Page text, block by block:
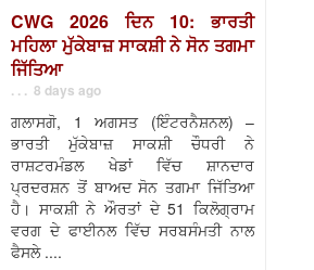
CWG 2026 ਦਿਨ 10: ਭਾਰਤੀ
ਮਹਿਲਾ ਮੁੱਕੇਬਾਜ਼ ਸਾਕਸ਼ੀ ਨੇ ਸੋਨ ਤਗਮਾ
ਜਿੱਤਿਆ
. . . 8 days ago
ਗਲਾਸਗੋ, 1 ਅਗਸਤ (ਇੰਟਰਨੈਸ਼ਨਲ) –
ਭਾਰਤੀ ਮੁੱਕੇਬਾਜ਼ ਸਾਕਸ਼ੀ ਚੌਧਰੀ ਨੇ
ਰਾਸ਼ਟਰਮੰਡਲ ਖੇਡਾਂ ਵਿੱਚ ਸ਼ਾਨਦਾਰ
ਪ੍ਰਦਰਸ਼ਨ ਤੋਂ ਬਾਅਦ ਸੋਨ ਤਗਮਾ ਜਿੱਤਿਆ
ਹੈ। ਸਾਕਸ਼ੀ ਨੇ ਔਰਤਾਂ ਦੇ 51 ਕਿਲੋਗ੍ਰਾਮ
ਵਰਗ ਦੇ ਫਾਈਨਲ ਵਿੱਚ ਸਰਬਸੰਮਤੀ ਨਾਲ
ਫੈਸਲੇ ....